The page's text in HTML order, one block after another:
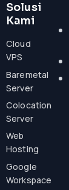
Solusi
Kami
Cloud
VPS
Baremetal
Server
Colocation
Server
Web
Hosting
Google
Workspace